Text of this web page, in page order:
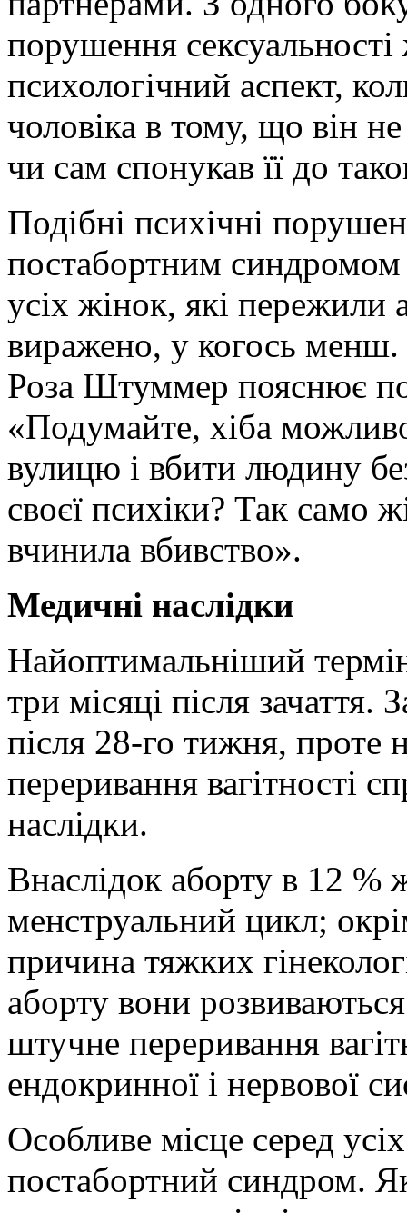
порушення
психологічний аспект,
чоловіка в тому, що він не
чи сам спонукав її до
Подібні психічні
постабортним синдромом
усіх жінок, які пережили
виражено, у когось менш.
Роза Штуммер пояснює
«Подумайте, хіба
вулицю і вбити людину
своєї психіки? Так само
вчинила вбивство».
Медичні наслідки
Найоптимальніший
три місяці після зачаття.
після 28-го тижня, проте
переривання вагітності
наслідки.
Внаслідок аборту в 12 %
менструальний цикл;
причина тяжких
аборту вони
штучне переривання
ендокринної і нервової
Особливе місце серед
постабортний синдром.